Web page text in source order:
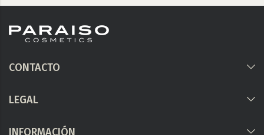
CONTACTO
LEGAL
INFORMACIÓN